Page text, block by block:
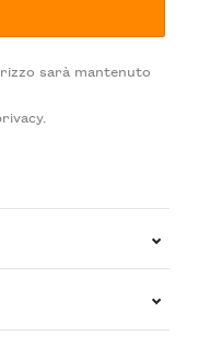
sarà mantenuto